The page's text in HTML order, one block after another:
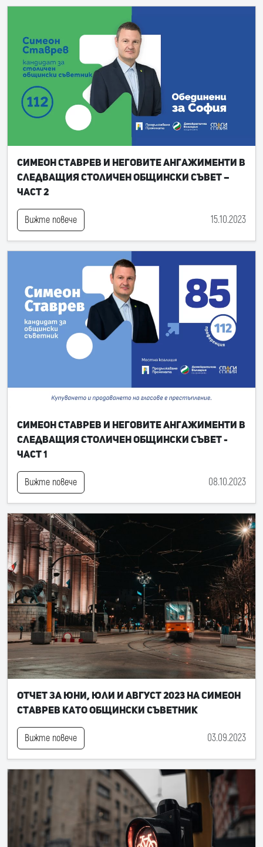
Симеон Ставрев и неговите ангажименти в
следващия Столичен общински съвет –
част 2
Вижте повече 15.10.2023
Симеон Ставрев и неговите ангажименти в
следващия Столичен общински съвет -
част 1
Вижте повече 08.10.2023
Отчет за юни, юли и август 2023 на Симеон
Ставрев като общински съветник
Вижте повече 03.09.2023